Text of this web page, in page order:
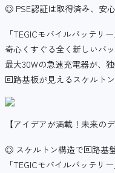
◎ PSE認証は取得済み、安
「TEGICモバイルバッテリ
奇心くすぐる全く新しいバッ
最大30Wの急速充電器が、
回路基板が見えるスケルト
【アイデアが満載！未来のデ
◎ スケルトン構造で回路基
「TEGICモバイルバッテリ